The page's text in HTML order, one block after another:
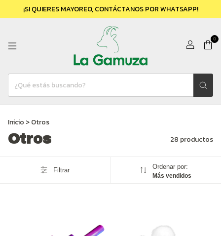
¡SI QUIERES MAYOREO, CONTÁCTANOS POR WHATSAPP!
0
Inicio >Otros
Otros 28 productos
Filtrar Ordenar por:
Más vendidos